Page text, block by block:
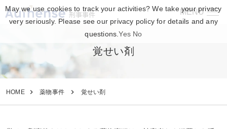
MENU
刑事事件
覚せい剤
HOME 薬物事件 覚せい剤
May we use cookies to track your activities? We take your privacy
very seriously. Please see our privacy policy for details and any
questions.Yes No